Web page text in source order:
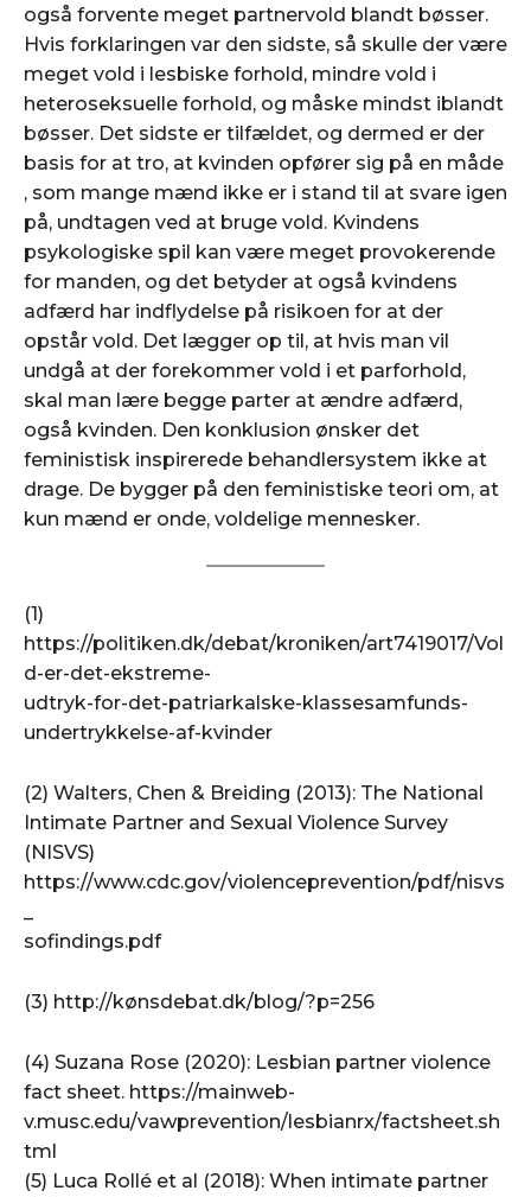
også forvente meget partnervold blandt bøsser.
Hvis forklaringen var den sidste, så skulle der være
meget vold i lesbiske forhold, mindre vold i
heteroseksuelle forhold, og måske mindst iblandt
bøsser. Det sidste er tilfældet, og dermed er der
basis for at tro, at kvinden opfører sig på en måde
, som mange mænd ikke er i stand til at svare igen
på, undtagen ved at bruge vold. Kvindens
psykologiske spil kan være meget provokerende
for manden, og det betyder at også kvindens
adfærd har indflydelse på risikoen for at der
opstår vold. Det lægger op til, at hvis man vil
undgå at der forekommer vold i et parforhold,
skal man lære begge parter at ændre adfærd,
også kvinden. Den konklusion ønsker det
feministisk inspirerede behandlersystem ikke at
drage. De bygger på den feministiske teori om, at
kun mænd er onde, voldelige mennesker.
(1)
https://politiken.dk/debat/kroniken/art7419017/Vol
d-er-det-ekstreme-
udtryk-for-det-patriarkalske-klassesamfunds-
undertrykkelse-af-kvinder
(2) Walters, Chen & Breiding (2013): The National
Intimate Partner and Sexual Violence Survey
(NISVS)
https://www.cdc.gov/violenceprevention/pdf/nisvs
sofindings.pdf
(3) http://kønsdebat.dk/blog/?p=256
(4) Suzana Rose (2020): Lesbian partner violence
fact sheet. https://mainweb-
v.musc.edu/vawprevention/lesbianrx/factsheet.sh
tml
(5) Luca Rollé et al (2018): When intimate partner